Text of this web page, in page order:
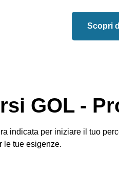
Scopri
GOL -
per iniziare il tuo
le tue esigenze.